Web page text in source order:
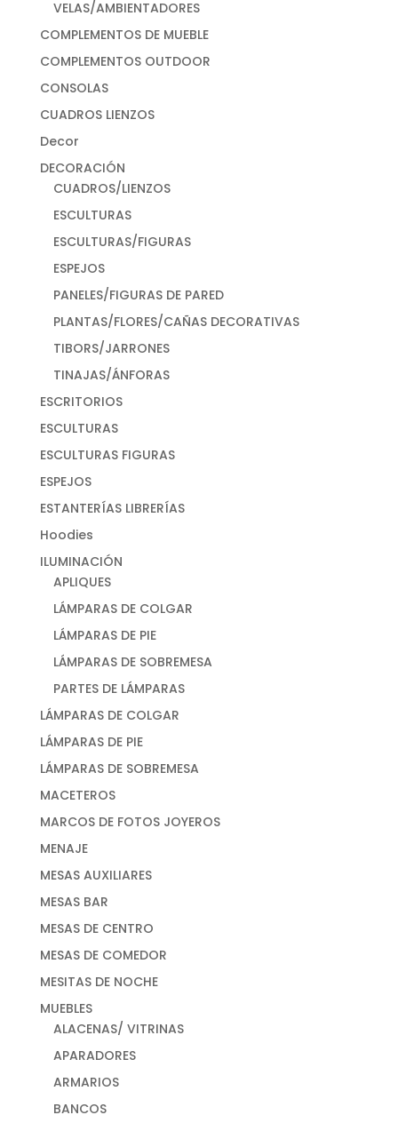
VELAS/AMBIENTADORES
COMPLEMENTOS DE MUEBLE
COMPLEMENTOS OUTDOOR
CONSOLAS
CUADROS LIENZOS
Decor
DECORACIÓN
CUADROS/LIENZOS
ESCULTURAS
ESCULTURAS/FIGURAS
ESPEJOS
PANELES/FIGURAS DE PARED
PLANTAS/FLORES/CAÑAS DECORATIVAS
TIBORS/JARRONES
TINAJAS/ÁNFORAS
ESCRITORIOS
ESCULTURAS
ESCULTURAS FIGURAS
ESPEJOS
ESTANTERÍAS LIBRERÍAS
Hoodies
ILUMINACIÓN
APLIQUES
LÁMPARAS DE COLGAR
LÁMPARAS DE PIE
LÁMPARAS DE SOBREMESA
PARTES DE LÁMPARAS
LÁMPARAS DE COLGAR
LÁMPARAS DE PIE
LÁMPARAS DE SOBREMESA
MACETEROS
MARCOS DE FOTOS JOYEROS
MENAJE
MESAS AUXILIARES
MESAS BAR
MESAS DE CENTRO
MESAS DE COMEDOR
MESITAS DE NOCHE
MUEBLES
ALACENAS/ VITRINAS
APARADORES
ARMARIOS
BANCOS